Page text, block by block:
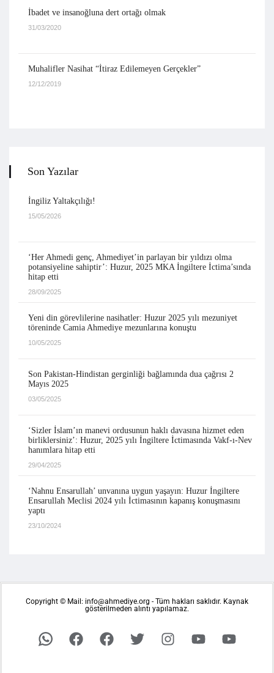
İbadet ve insanoğluna dert ortağı olmak
31/03/2020
Muhalifler Nasihat “İtiraz Edilemeyen Gerçekler”
12/12/2019
Son Yazılar
İngiliz Yaltakçılığı!
15/05/2026
‘Her Ahmedi genç, Ahmediyet’in parlayan bir yıldızı olma
potansiyeline sahiptir’: Huzur, 2025 MKA İngiltere İctima’sında
hitap etti
28/09/2025
Yeni din görevlilerine nasihatler: Huzur 2025 yılı mezuniyet
töreninde Camia Ahmediye mezunlarına konuştu
10/05/2025
Son Pakistan-Hindistan gerginliği bağlamında dua çağrısı 2
Mayıs 2025
03/05/2025
‘Sizler İslam’ın manevi ordusunun haklı davasına hizmet eden
birliklersiniz’: Huzur, 2025 yılı İngiltere İctimasında Vakf-ı-Nev
hanımlara hitap etti
29/04/2025
‘Nahnu Ensarullah’ unvanına uygun yaşayın: Huzur İngiltere
Ensarullah Meclisi 2024 yılı İctimasının kapanış konuşmasını
yaptı
23/10/2024
Copyright © Mail: info@ahmediye.org - Tüm hakları saklıdır. Kaynak
gösterilmeden alıntı yapılamaz.